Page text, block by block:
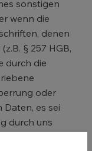
sonstigen
wenn die
denen
§ 257 HGB,
durch die
oder
es sei
durch uns